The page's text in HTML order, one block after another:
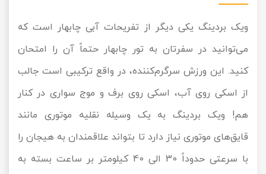
ویک بردینگ یکی دیگر از تفریحات آبی چابهار است که
می‌توانید در سفرتان به تور چابهار حتماً آن را امتحان
کنید. این ورزش سرگرم‌کننده، در واقع ترکیبی است جالب
از اسکی روی آب، اسکی روی برف و موج سواری در کنار
هم! ویک بردینگ به یک وسیله نقلیه موتوری مانند
قایق‌های موتوری نیاز دارد تا بتواند علاقمندان به هیجان را
با سرعتی حدوداً 30 الی 40 کیلومتر بر ساعت بسته به